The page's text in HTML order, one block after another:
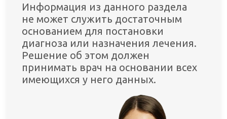
Информация из данного раздела
не может служить достаточным
основанием для постановки
диагноза или назначения лечения.
Решение об этом должен
принимать врач на основании всех
имеющихся у него данных.